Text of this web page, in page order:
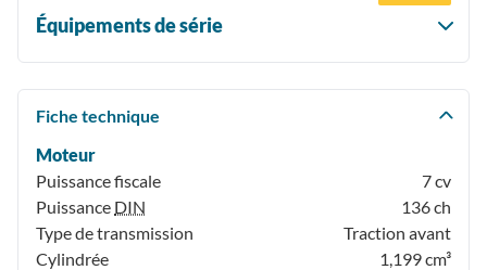
Équipements de série
Fiche technique
Moteur
Puissance fiscale
7 cv
Puissance DIN
136 ch
Type de transmission
Traction avant
Cylindrée
1,199 cm³